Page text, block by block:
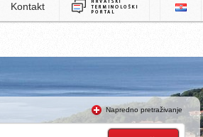
Kontakt
Napredno pretraživanje